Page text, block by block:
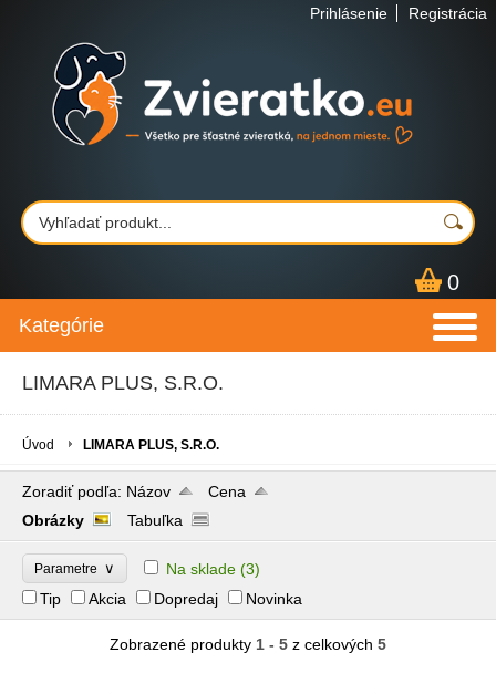
Prihlásenie Registrácia
0
Kategórie
LIMARA PLUS, S.R.O.
Úvod LIMARA PLUS, S.R.O.
Zoradiť podľa: Názov
Cena
Obrázky
Tabuľka
Parametre ∨ Na sklade (3)
Tip
Akcia Dopredaj Novinka
Zobrazené produkty 1 - 5 z celkových 5